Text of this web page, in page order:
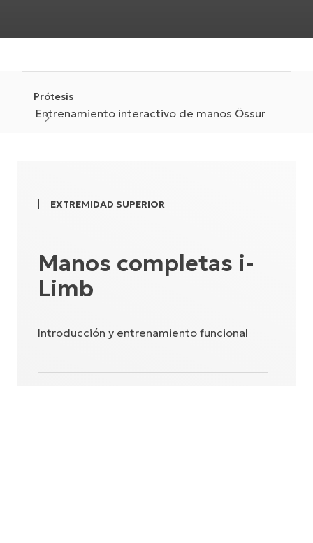
Prótesis
Entrenamiento interactivo de manos Össur
EXTREMIDAD SUPERIOR
Manos completas i-
Limb
Introducción y entrenamiento funcional